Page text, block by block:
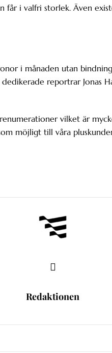
får i valfri storlek. Även
i månaden utan
reportrar Jonas
vilket är
möjligt till våra
Redaktionen